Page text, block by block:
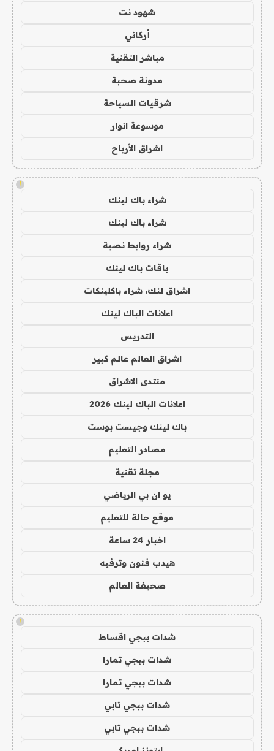
شهود نت
أركاني
مباشر التقنية
مدونة صحبة
شرقيات السياحة
موسوعة انوار
اشراق الأرباح
!
شراء باك لينك
شراء باك لينك
شراء روابط نصية
باقات باك لينك
اشراق لنك، شراء باكلينكات
اعلانات الباك لينك
التدريس
اشراق العالم عالم كبير
منتدى الاشراق
اعلانات الباك لينك 2026
باك لينك وجيست بوست
مصادر التعليم
مجلة تقنية
يو ان بي الرياضي
موقع حالة للتعليم
اخبار 24 ساعة
هيدب فنون وترفيه
صحيفة العالم
!
شدات ببجي اقساط
شدات ببجي تمارا
شدات ببجي تمارا
شدات ببجي تابي
شدات ببجي تابي